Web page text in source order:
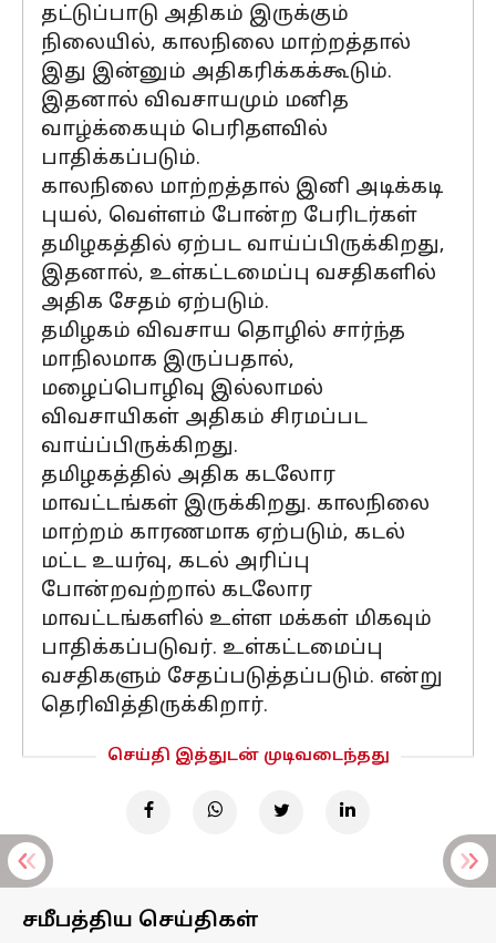
தட்டுப்பாடு அதிகம் இருக்கும்
நிலையில், காலநிலை மாற்றத்தால்
இது இன்னும் அதிகரிக்கக்கூடும்.
இதனால் விவசாயமும் மனித
வாழ்க்கையும் பெரிதளவில்
பாதிக்கப்படும்.
காலநிலை மாற்றத்தால் இனி அடிக்கடி
புயல், வெள்ளம் போன்ற பேரிடர்கள்
தமிழகத்தில் ஏற்பட வாய்ப்பிருக்கிறது,
இதனால், உள்கட்டமைப்பு வசதிகளில்
அதிக சேதம் ஏற்படும்.
தமிழகம் விவசாய தொழில் சார்ந்த
மாநிலமாக இருப்பதால்,
மழைப்பொழிவு இல்லாமல்
விவசாயிகள் அதிகம் சிரமப்பட
வாய்ப்பிருக்கிறது.
தமிழகத்தில் அதிக கடலோர
மாவட்டங்கள் இருக்கிறது. காலநிலை
மாற்றம் காரணமாக ஏற்படும், கடல்
மட்ட உயர்வு, கடல் அரிப்பு
போன்றவற்றால் கடலோர
மாவட்டங்களில் உள்ள மக்கள் மிகவும்
பாதிக்கப்படுவர். உள்கட்டமைப்பு
வசதிகளும் சேதப்படுத்தப்படும். என்று
தெரிவித்திருக்கிறார்.
செய்தி இத்துடன் முடிவடைந்தது
சமீபத்திய செய்திகள்